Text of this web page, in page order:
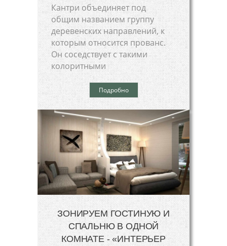
Кантри объединяет под
общим названием группу
деревенских направлений, к
которым относится прованс.
Он соседствует с такими
колоритными
Подробно
ЗОНИРУЕМ ГОСТИНУЮ И
СПАЛЬНЮ В ОДНОЙ
КОМНАТЕ - «ИНТЕРЬЕР